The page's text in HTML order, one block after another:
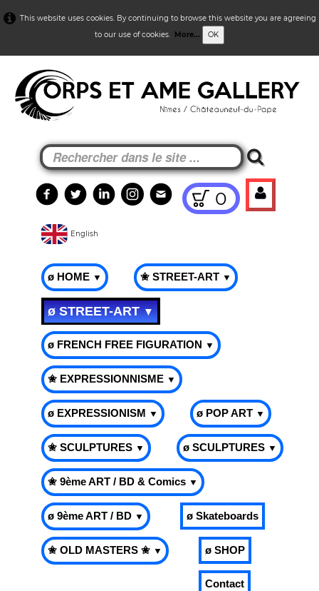
This website uses cookies. By continuing to browse this website you are agreeing
to our use of cookies. More... OK
0
English
ø HOME ▼ ✬ STREET-ART ▼
ø STREET-ART▼
ø FRENCH FREE FIGURATION ▼
✬ EXPRESSIONNISME ▼
ø EXPRESSIONISM ▼ ø POP ART ▼
✬ SCULPTURES ▼ ø SCULPTURES ▼
✬ 9ème ART / BD & Comics ▼
ø 9ème ART / BD ▼ ø Skateboards
✬ OLD MASTERS ✬ ▼ ø SHOP
Contact